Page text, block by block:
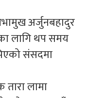
अर्जुनबहादुर
लागि थप समय
संसदमा
लामा